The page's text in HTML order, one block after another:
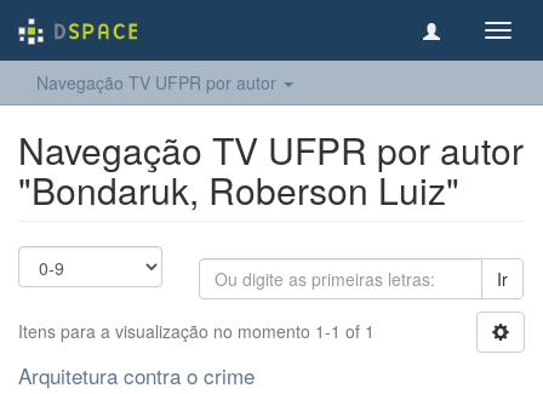
Navegação TV UFPR por autor
Navegação TV UFPR por autor
"Bondaruk, Roberson Luiz"
Ir
Itens para a visualização no momento 1-1 of 1
Arquitetura contra o crime